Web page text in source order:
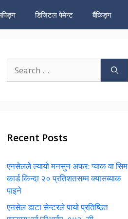
डिजिटल पेमेन्ट बैंकिङ्ग
for:
Recent Posts
एनसेलले ल्यायो मनसुन अफर: प्याक वा सिम
कार्ड किन्दा २० प्रतिशतसम्म क्यासब्याक
पाइने
एनसेल डाटा सेन्टरले पायो प्रतिष्ठित